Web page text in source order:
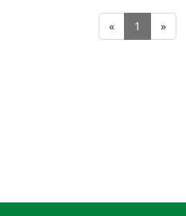
« 1 »